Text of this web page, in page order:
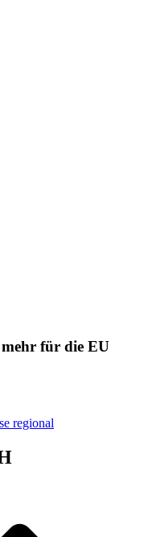
mehr für die EU
regional